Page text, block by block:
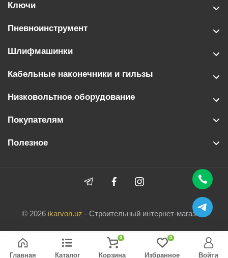
Ключи
Пневноинструмент
Шлифмашинки
Кабельные наконечники и гильзы
Низковольтное оборудование
Покупателям
Полезное
© 2026 ikarvon.uz - Строительный интернет-магазин.
Главная Каталог
0
Корзина
0
Избранное Войти